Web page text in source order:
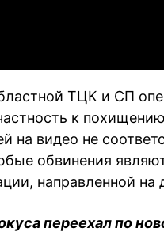
ТЦК и СП
к
на видео не
обвинения
направленной
переехал по